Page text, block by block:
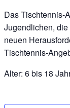
Das Tischtennis-
Jugendlichen,
neuen
Tischtennis-
Alter: 6 bis 18